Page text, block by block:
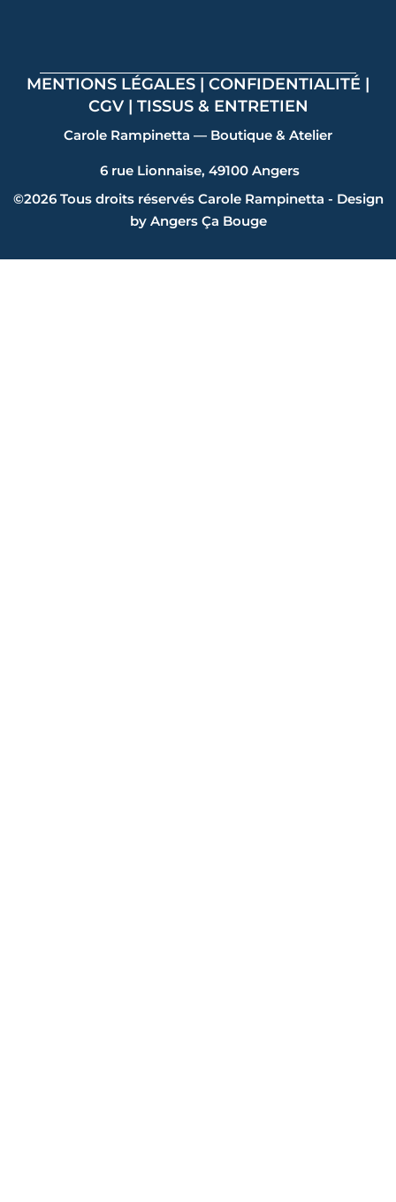
MENTIONS LÉGALES | CONFIDENTIALITÉ |
CGV| TISSUS & ENTRETIEN
Carole Rampinetta — Boutique & Atelier
6 rue Lionnaise, 49100 Angers
©2026 Tous droits réservés Carole Rampinetta - Design
by Angers Ça Bouge